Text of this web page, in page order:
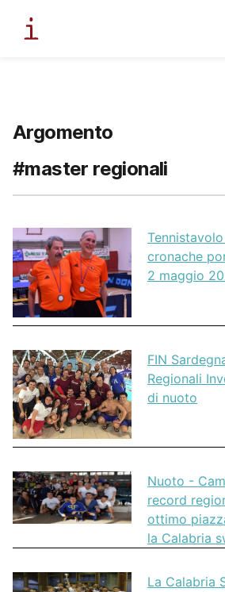
Argomento
#master regionali
cronache
2 maggio
FIN
Regionali
di nuoto
Nuoto -
record
ottimo
la Calabria
La Calabria